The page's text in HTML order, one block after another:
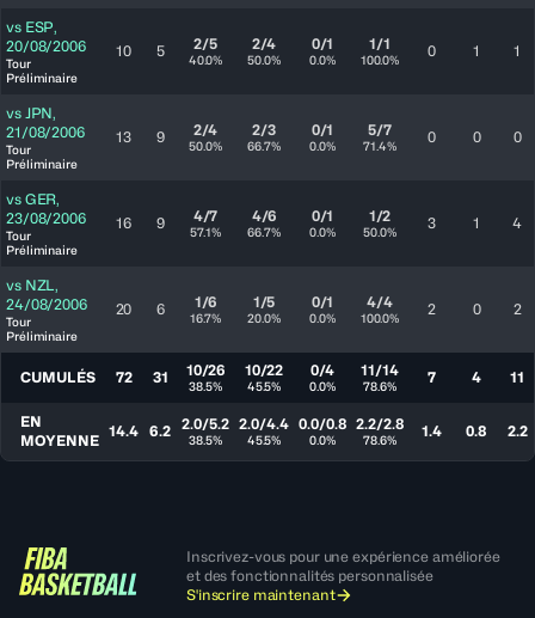
vs ESP,
20/08/2006
Tour
Préliminaire
10 5 2/5
40.0%
2/4
50.0%
0/1
0.0%
1/1
100.0% 0 1 1
vs JPN,
21/08/2006
Tour
Préliminaire
13 9 2/4
50.0%
2/3
66.7%
0/1
0.0%
5/7
71.4% 0 0 0
vs GER,
23/08/2006
Tour
Préliminaire
16 9 4/7
57.1%
4/6
66.7%
0/1
0.0%
1/2
50.0% 3 1 4
vs NZL,
24/08/2006
Tour
Préliminaire
20 6 1/6
16.7%
1/5
20.0%
0/1
0.0%
4/4
100.0% 2 0 2
CUMULÉS 72 31 10/26
38.5%
10/22
45.5%
0/4
0.0%
11/14
78.6% 7 4 11
EN
MOYENNE
14.4 6.2 2.0/5.2
38.5%
2.0/4.4
45.5%
0.0/0.8
0.0%
2.2/2.8
78.6% 1.4 0.8 2.2
Inscrivez-vous pour une expérience améliorée
et des fonctionnalités personnalisée
S'inscrire maintenant